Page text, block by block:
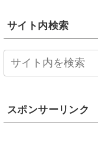
サイト内検索
スポンサーリンク